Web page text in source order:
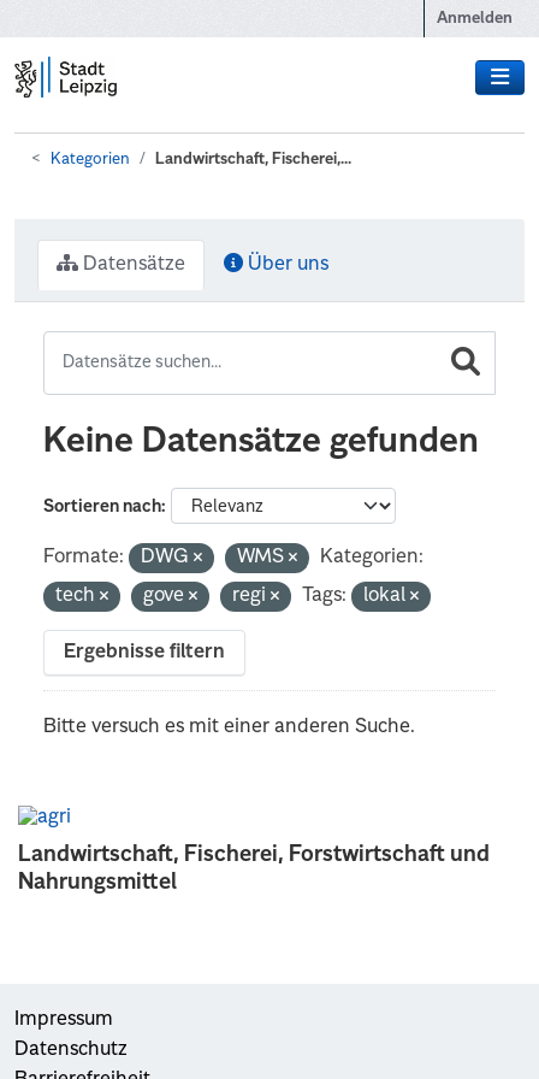
Anmelden
Kategorien Landwirtschaft, Fischerei,...
Landwirtschaft, Fischerei, Forstwirtschaft und
Nahrungsmittel
Datensätze Über uns
Keine Datensätze gefunden
Sortieren nach
Formate: DWG WMS
Kategorien:
tech
gove regi Tags: lokal
Ergebnisse filtern
Bitte versuch es mit einer anderen Suche.
Impressum
Datenschutz